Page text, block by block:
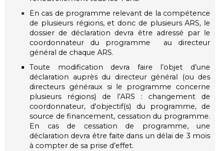
En cas de programme relevant de la compétence
de plusieurs régions, et donc de plusieurs ARS, le
dossier de déclaration devra être adressé par le
coordonnateur du programme au directeur
général de chaque ARS.
Toute modification devra faire l’objet d’une
déclaration auprès du directeur général (ou des
directeurs généraux si le programme concerne
plusieurs régions) de l’ARS : changement de
coordonnateur, d'objectif(s) du programme, de
source de financement, cessation du programme.
En cas de cessation de programme, une
déclaration devra être faite dans un délai de 3 mois
à compter de sa prise d’effet.